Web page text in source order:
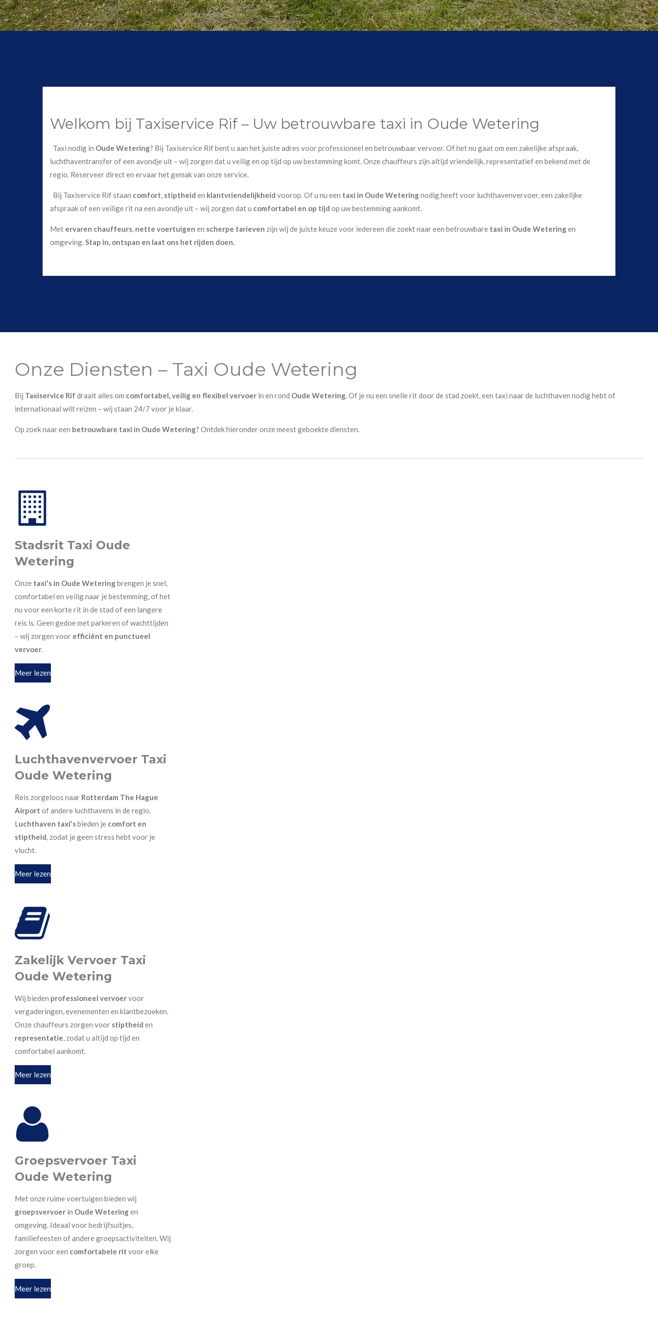
Welkom bij Taxiservice Rif – Uw betrouwbare taxi in Oude Wetering
Taxi nodig in Oude Wetering? Bij Taxiservice Rif bent u aan het juiste adres voor professioneel en betrouwbaar vervoer. Of het nu gaat om een zakelijke afspraak,
luchthaventransfer of een avondje uit – wij zorgen dat u veilig en op tijd op uw bestemming komt. Onze chauffeurs zijn altijd vriendelijk, representatief en bekend met de
regio. Reserveer direct en ervaar het gemak van onze service.
Bij Taxiservice Rif staan comfort, stiptheid en klantvriendelijkheid voorop. Of u nu een taxi in Oude Weteringnodig heeft voor luchthavenvervoer, een zakelijke
afspraak of een veilige rit na een avondje uit – wij zorgen dat u comfortabel en op tijd op uw bestemming aankomt.
Met ervaren chauffeurs, nette voertuigen en scherpe tarieven zijn wij de juiste keuze voor iedereen die zoekt naar een betrouwbare taxi in Oude Weteringen
omgeving.Stap in, ontspan en laat ons het rijden doen.
Onze Diensten – Taxi Oude Wetering
Bij Taxiservice Rif draait alles om comfortabel, veilig en flexibel vervoer in en rond Oude Wetering.Of je nu een snelle rit door de stad zoekt, een taxi naar de luchthaven nodig hebt of
internationaal wilt reizen – wij staan 24/7 voor je klaar.
Op zoek naar een betrouwbare taxi in Oude Wetering? Ontdek hieronder onze meest geboekte diensten.
Stadsrit Taxi Oude
Wetering
Onze taxi's in Oude Weteringbrengen je snel,
comfortabel en veilig naar je bestemming, of het
nu voor een korte rit in de stad of een langere
reis is. Geen gedoe met parkeren of wachttijden
– wij zorgen voor efficiënt en punctueel
vervoer.
Meer lezen
Luchthavenvervoer Taxi
Oude Wetering
Reis zorgeloos naar Rotterdam The Hague
Airport of andere luchthavens in de regio.
Luchthaven taxi'sbieden je comfort en
stiptheid, zodat je geen stress hebt voor je
vlucht.
Meer lezen
Zakelijk Vervoer Taxi
Oude Wetering
Wij bieden professioneel vervoervoor
vergaderingen, evenementen en klantbezoeken.
Onze chauffeurs zorgen voor stiptheid en
representatie , zodat u altijd op tijd en
comfortabel aankomt.
Meer lezen
Groepsvervoer Taxi
Oude Wetering
Met onze ruime voertuigen bieden wij
groepsvervoer in Oude Weteringen
omgeving. Ideaal voor bedrijfsuitjes,
familiefeesten of andere groepsactiviteiten. Wij
zorgen voor een comfortabele rit voor elke
groep.
Meer lezen